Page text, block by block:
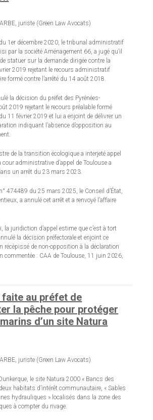
juriste (Green Law Avocats)
1er décembre 2020, le tribunal administratif
par la société Aménagement 66, a jugé qu’il
statuer sur la demande dirigée contre la
2019 rejetant le recours administratif
formé contre l’arrêté du 14 août 2018.
la décision du préfet des Pyrénées-
2019 rejetant le recours préalable formé
11 février 2019 et lui a enjoint de délivrer un
indiquant l’absence d’opposition au
de la transition écologique a interjeté appel
cour administrative d’appel de Toulouse a
un arrêt du 23 mars 2023.
474489 du 25 mars 2025, le Conseil d’État,
a annulé cet arrêt et a renvoyé l’affaire
la juridiction d’appel estime que c’est à tort
la décision préfectorale et enjoint ce
récépissé de non-opposition à la déclaration
commentée : CAA de Toulouse, 11 juin 2026,
au préfet de
la pêche pour protéger
d’un site Natura
juriste (Green Law Avocats)
le site Natura 2000 « Bancs des
habitats d’intérêt communautaire, « Sables
hydrauliques » localisés dans la zone des
à compter du rivage.